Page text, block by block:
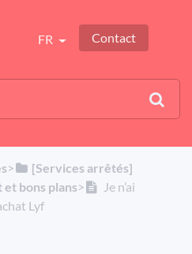
FR Contact
​>​
​[Services arrêtés]
bons plans​>​
Je n’ai
Lyf